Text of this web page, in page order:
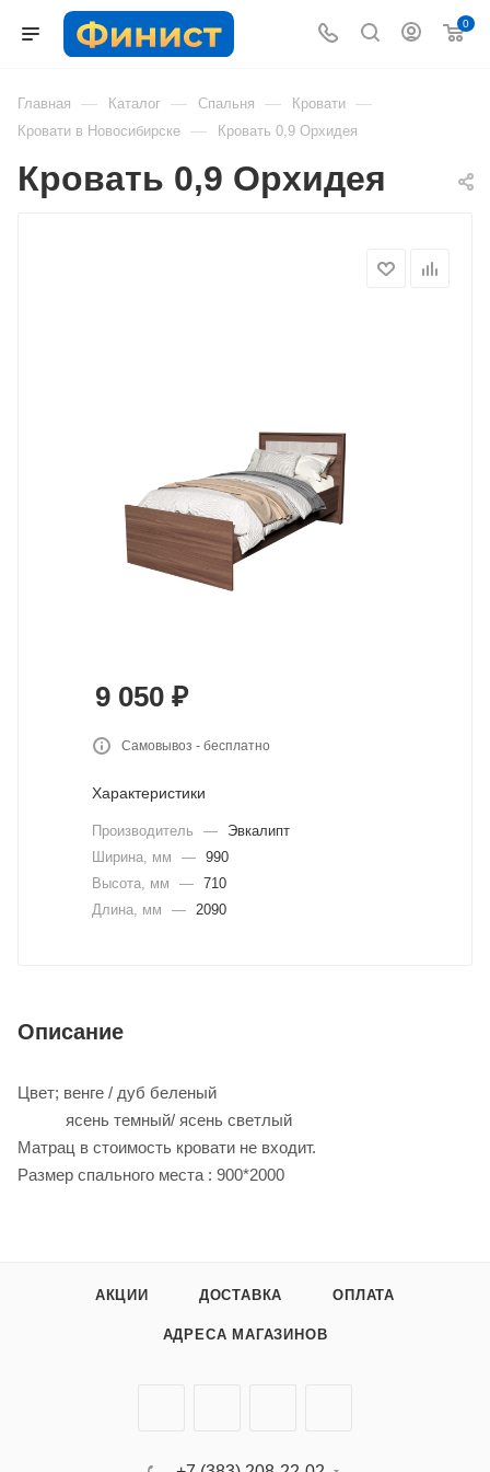
0
Главная — Каталог — Спальня — Кровати —
Кровати в Новосибирске — Кровать 0,9 Орхидея
Кровать 0,9 Орхидея
9 050 ₽
Самовывоз - бесплатно
Характеристики
Производитель —
Эвкалипт
Ширина, мм
— 990
Высота, мм
— 710
Длина, мм
— 2090
Описание
Цвет; венге / дуб беленый
ясень темный/ ясень светлый
Матрац в стоимость кровати не входит.
Размер спального места : 900*2000
АКЦИИ ДОСТАВКА ОПЛАТА
АДРЕСА МАГАЗИНОВ